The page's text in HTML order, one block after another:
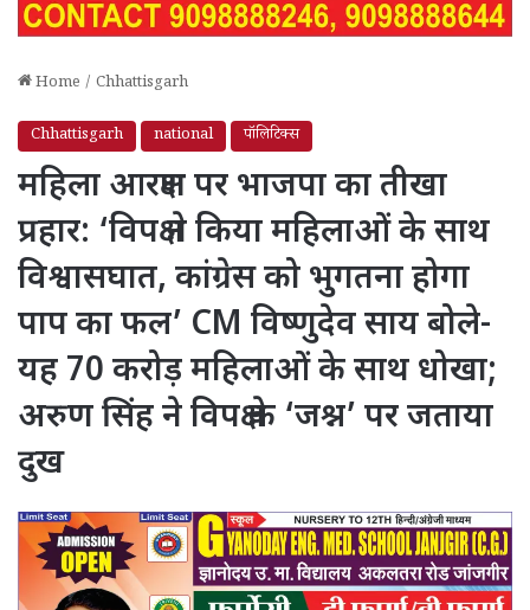
Home / Chhattisgarh
Chhattisgarh national पॉलिटिक्स
महिला आरक्षण पर भाजपा का तीखा
प्रहार: ‘विपक्ष ने किया महिलाओं के साथ
विश्वासघात, कांग्रेस को भुगतना होगा
पाप का फल’ CM विष्णुदेव साय बोले-
यह 70 करोड़ महिलाओं के साथ धोखा;
अरुण सिंह ने विपक्ष के ‘जश्न’ पर जताया
दुख